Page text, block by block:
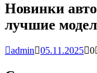
Новинки
лучшие
admin 05.11.2025 0